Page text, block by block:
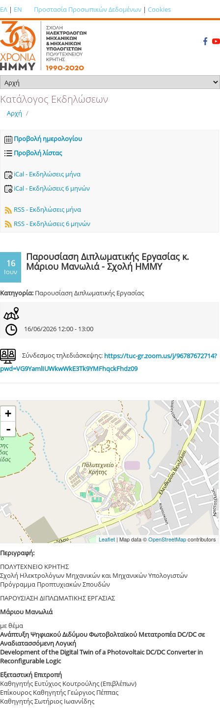
ΕΛ | EN Προστασία Προσωπικών Δεδομένων | Cookies
Κατάλογος Εκδηλώσεων
Αρχή /
Προβολή ημερολογίου
Προβολή λίστας
iCal - Εκδηλώσεις μήνα
iCal - Εκδηλώσεις 6 μηνών
RSS - Εκδηλώσεις μήνα
RSS - Εκδηλώσεις 6 μηνών
16
Ιουν
Παρουσίαση Διπλωματικής Εργασίας κ.
Μάριου Μανωλιά - Σχολή ΗΜΜΥ
Κατηγορία: Παρουσίαση Διπλωματικής Εργασίας
16/06/2026 12:00 - 13:00
Σύνδεσμος τηλεδιάσκεψης: https://tuc-gr.zoom.us/j/96787672714?
pwd=VG9YamlIUWkwWkE3Tk9YMFhqckFhdz09
+
-
Leaflet| Map data ©OpenStreetMapcontributors
Περιγραφή:
ΠΟΛΥΤΕΧΝΕΙΟ ΚΡΗΤΗΣ
Σχολή Ηλεκτρολόγων Μηχανικών και Μηχανικών Υπολογιστών
Πρόγραμμα Προπτυχιακών Σπουδών
ΠΑΡΟΥΣΙΑΣΗ ΔΙΠΛΩΜΑΤΙΚΗΣ ΕΡΓΑΣΙΑΣ
Μάριου Μανωλιά
με θέμα
Ανάπτυξη Ψηφιακού Διδύμου Φωτοβολταϊκού Μετατροπέα DC/DC σε
Αναδιατασσόμενη Λογική
Development of the Digital Twin of a Photovoltaic DC/DC Converter in
Reconfigurable Logic
Εξεταστική Επιτροπή
Καθηγητής Ευτύχιος Κουτρούλης (Επιβλέπων)
Επίκουρος Καθηγητής Γεώργιος Πέππας
Καθηγητής Σωτήριος Ιωαννίδης